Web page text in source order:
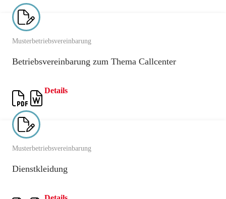
Musterbetriebsvereinbarung
Betriebsvereinbarung zum Thema Callcenter
Details
Musterbetriebsvereinbarung
Dienstkleidung